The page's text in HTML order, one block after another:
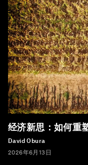
经济新思：如何重
David Obura
2026年6月13日